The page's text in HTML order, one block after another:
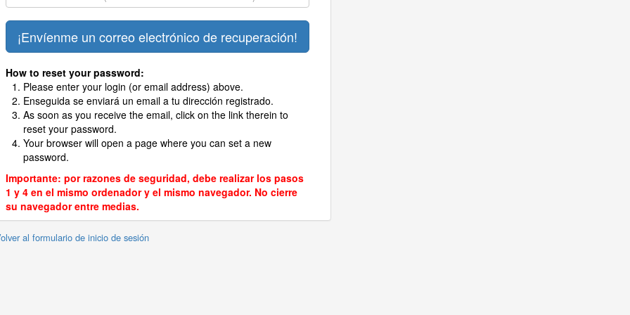
How to reset your password:
Please enter your login (or email address) above.
Enseguida se enviará un email a tu dirección registrado.
As soon as you receive the email, click on the link therein to
reset your password.
Your browser will open a page where you can set a new
password.
Importante: por razones de seguridad, debe realizar los pasos
1 y 4 en el mismo ordenador y el mismo navegador. No cierre
su navegador entre medias.
al formulario de inicio de sesión